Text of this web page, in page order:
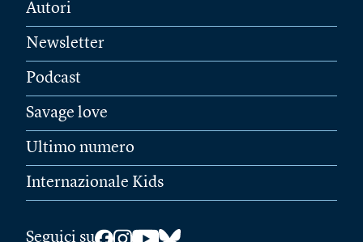
Autori
Newsletter
Podcast
Savage love
Ultimo numero
Internazionale Kids
Seguici su